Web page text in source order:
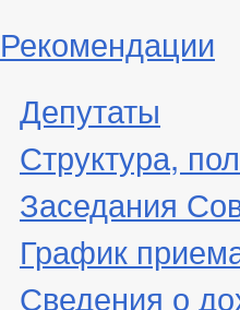
Рекомендации
Депутаты
Структура,
Заседания
График
Сведения о